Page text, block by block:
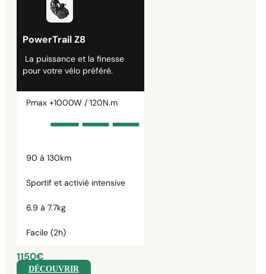
PowerTrail Z8
La puissance et la finesse
pour votre vélo préféré.
Pmax +1000W / 120N.m
90 à 130km
Sportif et activié intensive
6.9 à 7.7kg
Facile (2h)
1150€
DÉCOUVRIR